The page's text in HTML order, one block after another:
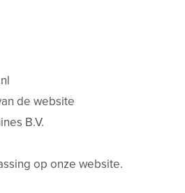
de website
B.V.
op onze website.